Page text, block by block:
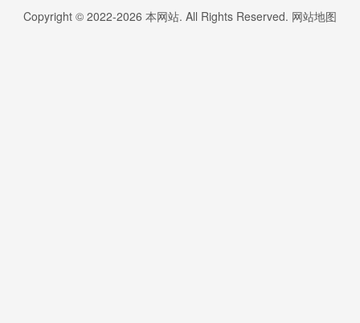
Copyright © 2022-2026 本网站. All Rights Reserved. 网站地图